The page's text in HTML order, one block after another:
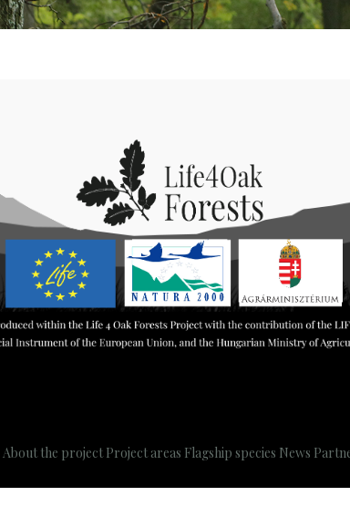
About the project Project areas Flagship species News